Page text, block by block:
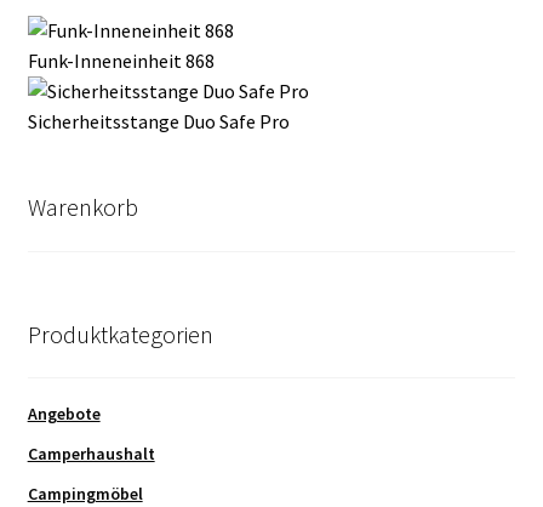
Funk-Inneneinheit 868
Sicherheitsstange Duo Safe Pro
Warenkorb
Produktkategorien
Angebote
Camperhaushalt
Campingmöbel